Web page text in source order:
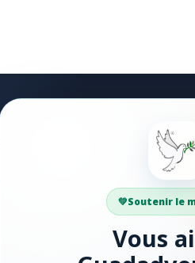
locales
Soutenir le
Vous